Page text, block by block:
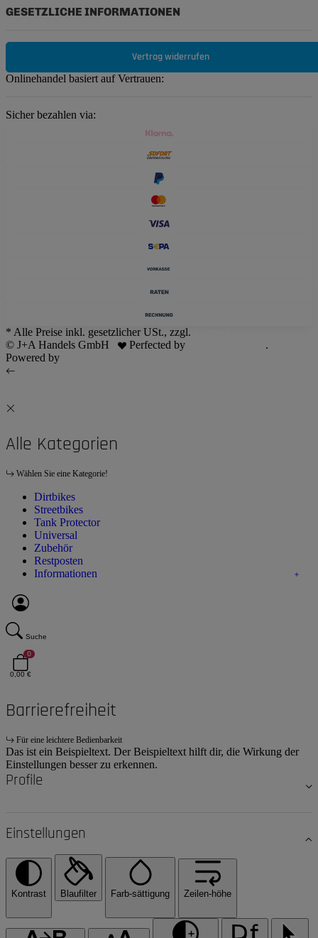
GESETZLICHE INFORMATIONEN
Vertrag widerrufen
Onlinehandel basiert auf Vertrauen:
Sicher bezahlen via:
* Alle Preise inkl. gesetzlicher USt., zzgl.
© J+A Handels GmbH
Perfected by
.
Powered by
Alle Kategorien
Wählen Sie eine Kategorie!
Dirtbikes
Streetbikes
Tank Protector
Universal
Zubehör
Restposten
Informationen
Suche
0
0,00 €
Barrierefreiheit
Für eine leichtere Bedienbarkeit
Das ist ein Beispieltext. Der Beispieltext hilft dir, die Wirkung der
Einstellungen besser zu erkennen.
Profile
Einstellungen
Kontrast Blaufilter Farb-sättigung Zeilen-höhe